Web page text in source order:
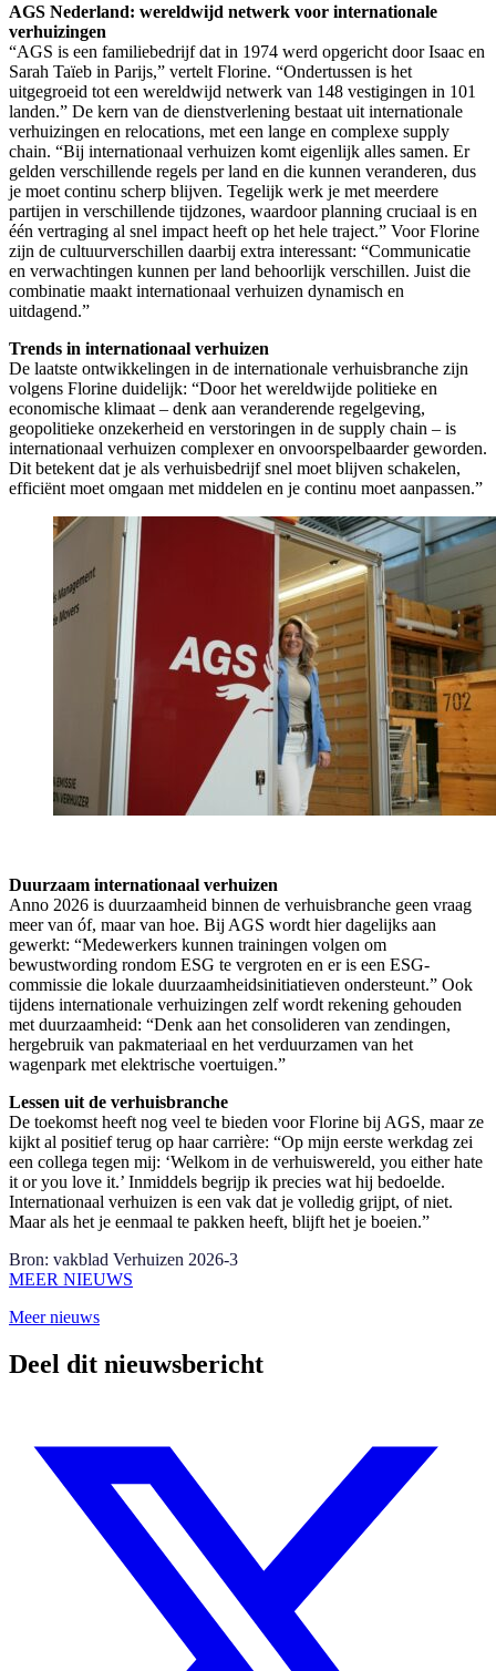
AGS Nederland: wereldwijd netwerk voor internationale
verhuizingen
“AGS is een familiebedrijf dat in 1974 werd opgericht door Isaac en
Sarah Taïeb in Parijs,” vertelt Florine. “Ondertussen is het
uitgegroeid tot een wereldwijd netwerk van 148 vestigingen in 101
landen.” De kern van de dienstverlening bestaat uit internationale
verhuizingen en relocations, met een lange en complexe supply
chain. “Bij internationaal verhuizen komt eigenlijk alles samen. Er
gelden verschillende regels per land en die kunnen veranderen, dus
je moet continu scherp blijven. Tegelijk werk je met meerdere
partijen in verschillende tijdzones, waardoor planning cruciaal is en
één vertraging al snel impact heeft op het hele traject.” Voor Florine
zijn de cultuurverschillen daarbij extra interessant: “Communicatie
en verwachtingen kunnen per land behoorlijk verschillen. Juist die
combinatie maakt internationaal verhuizen dynamisch en
uitdagend.”
Trends in internationaal verhuizen
De laatste ontwikkelingen in de internationale verhuisbranche zijn
volgens Florine duidelijk: “Door het wereldwijde politieke en
economische klimaat – denk aan veranderende regelgeving,
geopolitieke onzekerheid en verstoringen in de supply chain – is
internationaal verhuizen complexer en onvoorspelbaarder geworden.
Dit betekent dat je als verhuisbedrijf snel moet blijven schakelen,
efficiënt moet omgaan met middelen en je continu moet aanpassen.”
Duurzaam internationaal verhuizen
Anno 2026 is duurzaamheid binnen de verhuisbranche geen vraag
meer van óf, maar van hoe. Bij AGS wordt hier dagelijks aan
gewerkt: “Medewerkers kunnen trainingen volgen om
bewustwording rondom ESG te vergroten en er is een ESG-
commissie die lokale duurzaamheidsinitiatieven ondersteunt.” Ook
tijdens internationale verhuizingen zelf wordt rekening gehouden
met duurzaamheid: “Denk aan het consolideren van zendingen,
hergebruik van pakmateriaal en het verduurzamen van het
wagenpark met elektrische voertuigen.”
Lessen uit de verhuisbranche
De toekomst heeft nog veel te bieden voor Florine bij AGS, maar ze
kijkt al positief terug op haar carrière: “Op mijn eerste werkdag zei
een collega tegen mij: ‘Welkom in de verhuiswereld, you either hate
it or you love it.’ Inmiddels begrijp ik precies wat hij bedoelde.
Internationaal verhuizen is een vak dat je volledig grijpt, of niet.
Maar als het je eenmaal te pakken heeft, blijft het je boeien.”
Bron: vakblad Verhuizen 2026-3
MEER NIEUWS
Meer nieuws
Deel dit nieuwsbericht